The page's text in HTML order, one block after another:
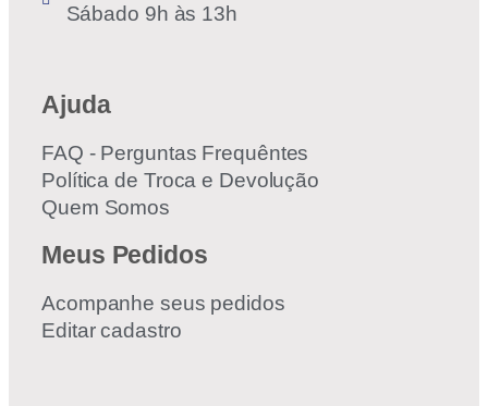
Sábado 9h às 13h
Ajuda
FAQ - Perguntas Frequêntes
Política de Troca e Devolução
Quem Somos
Meus Pedidos
Acompanhe seus pedidos
Editar cadastro